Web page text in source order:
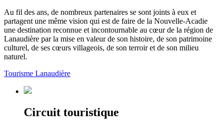
Au fil des ans, de nombreux partenaires se sont joints à eux et
partagent une même vision qui est de faire de la Nouvelle-Acadie
une destination reconnue et incontournable au cœur de la région de
Lanaudière par la mise en valeur de son histoire, de son patrimoine
culturel, de ses cœurs villageois, de son terroir et de son milieu
naturel.
Tourisme Lanaudière
Circuit touristique